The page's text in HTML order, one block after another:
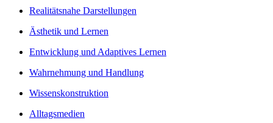
Realitätsnahe Darstellungen
Ästhetik und Lernen
Entwicklung und Adaptives Lernen
Wahrnehmung und Handlung
Wissenskonstruktion
Alltagsmedien